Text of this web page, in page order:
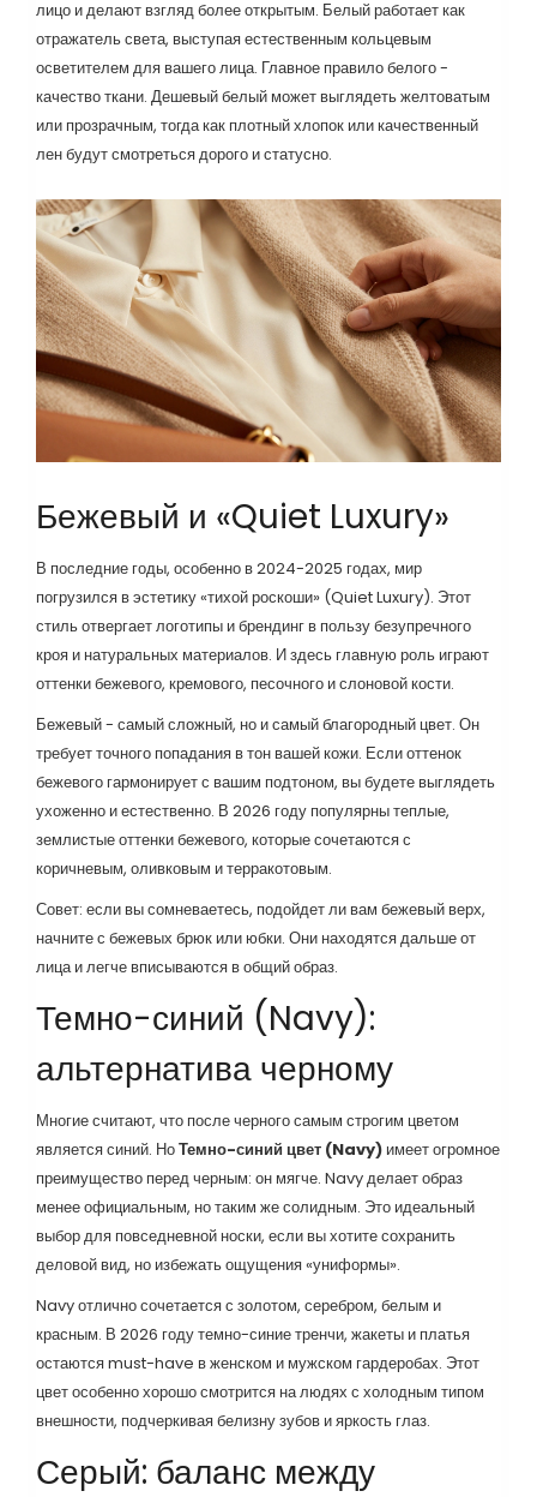
лицо и делают взгляд более открытым. Белый работает как
отражатель света, выступая естественным кольцевым
осветителем для вашего лица. Главное правило белого -
качество ткани. Дешевый белый может выглядеть желтоватым
или прозрачным, тогда как плотный хлопок или качественный
лен будут смотреться дорого и статусно.
Бежевый и «Quiet Luxury»
В последние годы, особенно в 2024-2025 годах, мир
погрузился в эстетику «тихой роскоши» (Quiet Luxury). Этот
стиль отвергает логотипы и брендинг в пользу безупречного
кроя и натуральных материалов. И здесь главную роль играют
оттенки бежевого, кремового, песочного и слоновой кости.
Бежевый - самый сложный, но и самый благородный цвет. Он
требует точного попадания в тон вашей кожи. Если оттенок
бежевого гармонирует с вашим подтоном, вы будете выглядеть
ухоженно и естественно. В 2026 году популярны теплые,
землистые оттенки бежевого, которые сочетаются с
коричневым, оливковым и терракотовым.
Совет: если вы сомневаетесь, подойдет ли вам бежевый верх,
начните с бежевых брюк или юбки. Они находятся дальше от
лица и легче вписываются в общий образ.
Темно-синий (Navy):
альтернатива черному
Многие считают, что после черного самым строгим цветом
является синий. НоТемно-синий цвет (Navy) имеет огромное
преимущество перед черным: он мягче. Navy делает образ
менее официальным, но таким же солидным. Это идеальный
выбор для повседневной носки, если вы хотите сохранить
деловой вид, но избежать ощущения «униформы».
Navy отлично сочетается с золотом, серебром, белым и
красным. В 2026 году темно-синие тренчи, жакеты и платья
остаются must-have в женском и мужском гардеробах. Этот
цвет особенно хорошо смотрится на людях с холодным типом
внешности, подчеркивая белизну зубов и яркость глаз.
Серый: баланс между